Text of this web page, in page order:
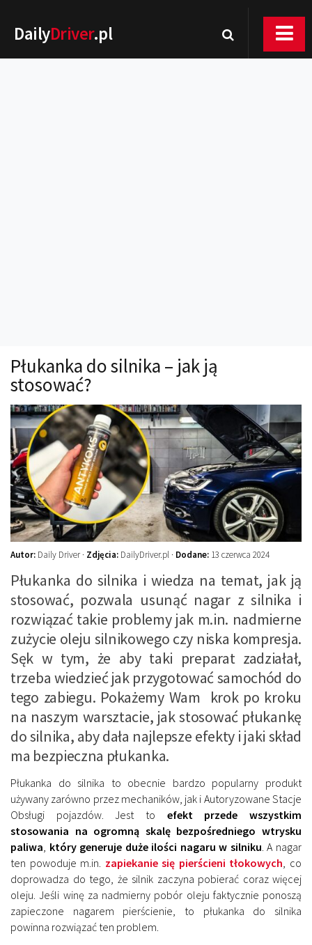
DailyDriver.pl
Technika jazdy
Oświetlenie
Kalkulatory
Przelicznik mocy
Auto z niemiec
Galerie
Płukanka do silnika – jak ją
stosować?
Autor: Daily Driver · Zdjęcia: DailyDriver.pl · Dodane: 13 czerwca 2024
Płukanka do silnika i wiedza na temat, jak ją
stosować, pozwala usunąć nagar z silnika i
rozwiązać takie problemy jak m.in. nadmierne
zużycie oleju silnikowego czy niska kompresja.
Sęk w tym, że aby taki preparat zadziałał,
trzeba wiedzieć jak przygotować samochód do
tego zabiegu. Pokażemy Wam krok po kroku
na naszym warsztacie, jak stosować płukankę
do silnika, aby dała najlepsze efekty i jaki skład
ma bezpieczna płukanka.
Płukanka do silnika to obecnie bardzo popularny produkt
używany zarówno przez mechaników, jak i Autoryzowane Stacje
Obsługi pojazdów. Jest to efekt przede wszystkim
stosowania na ogromną skalę bezpośredniego wtrysku
paliwa który generuje duże ilości nagaru w silniku . A nagar
ten powoduje m.in. zapiekanie się pierścieni tłokowych , co
doprowadza do tego, że silnik zaczyna pobierać coraz więcej
oleju. Jeśli winę za nadmierny pobór oleju faktycznie ponoszą
zapieczone nagarem pierścienie, to płukanka do silnika
powinna rozwiązać ten problem.